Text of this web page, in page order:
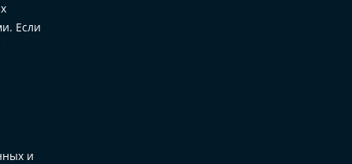
Если
и